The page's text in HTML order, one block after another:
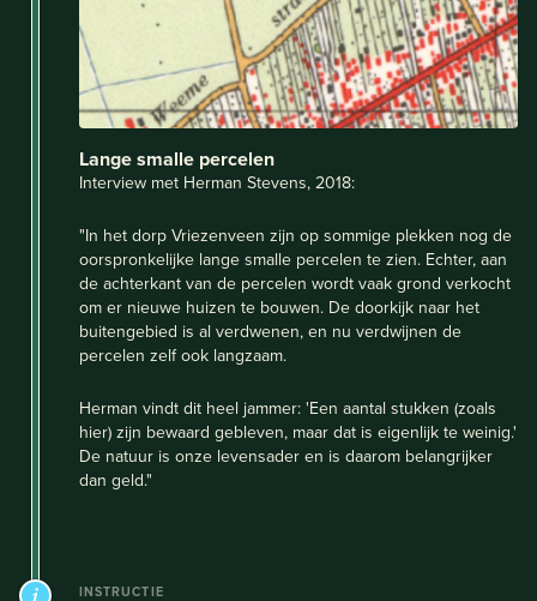
Lange smalle percelen
Interview met Herman Stevens, 2018:
"In het dorp Vriezenveen zijn op sommige plekken nog de
oorspronkelijke lange smalle percelen te zien. Echter, aan
de achterkant van de percelen wordt vaak grond verkocht
om er nieuwe huizen te bouwen. De doorkijk naar het
buitengebied is al verdwenen, en nu verdwijnen de
percelen zelf ook langzaam.
Herman vindt dit heel jammer: 'Een aantal stukken (zoals
hier) zijn bewaard gebleven, maar dat is eigenlijk te weinig.'
De natuur is onze levensader en is daarom belangrijker
dan geld."
INSTRUCTIE